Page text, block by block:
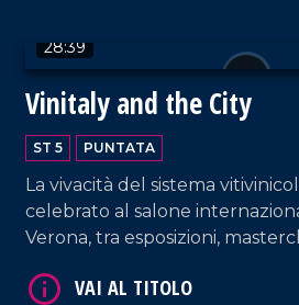
28:39
Vinitaly and the City
ST 5 PUNTATA
La vivacità del sistema
celebrato al salone
Verona, tra esposizioni,